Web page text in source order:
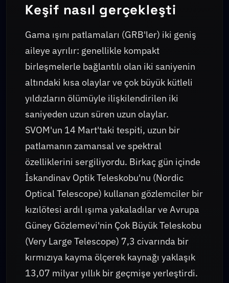
Keşif nasıl gerçekleşti
Gama ışını patlamaları (GRB'ler) iki geniş
aileye ayrılır: genellikle kompakt
birleşmelerle bağlantılı olan iki saniyenin
altındaki kısa olaylar ve çok büyük kütleli
yıldızların ölümüyle ilişkilendirilen iki
saniyeden uzun süren uzun olaylar.
SVOM'un 14 Mart'taki tespiti, uzun bir
patlamanın zamansal ve spektral
özelliklerini sergiliyordu. Birkaç gün içinde
İskandinav Optik Teleskobu'nu (Nordic
Optical Telescope) kullanan gözlemciler bir
kızılötesi ardıl ışıma yakaladılar ve Avrupa
Güney Gözlemevi'nin Çok Büyük Teleskobu
(Very Large Telescope) 7,3 civarında bir
kırmızıya kayma ölçerek kaynağı yaklaşık
13,07 milyar yıllık bir geçmişe yerleştirdi.